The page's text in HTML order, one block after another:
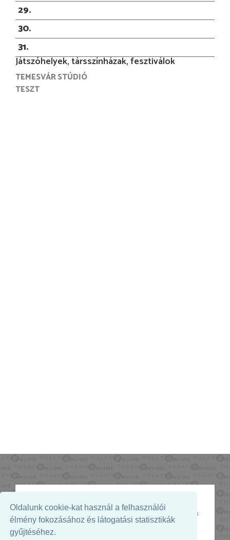
Oldalunk cookie-kat használ a felhasználói
élmény fokozásához és látogatási statisztikák
gyűjtéséhez.
29
30
31
Játszóhelyek, társszínházak, fesztiválok
TEMESVÁR STÚDIÓ
TESZT
Az oldal megjelenését támogatja: